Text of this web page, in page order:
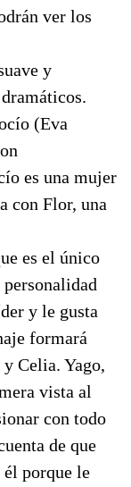
ver los
y
(Eva
es una mujer
con Flor, una
es el único
y le gusta
formará
Celia. Yago,
vista al
con todo
de que
él porque le